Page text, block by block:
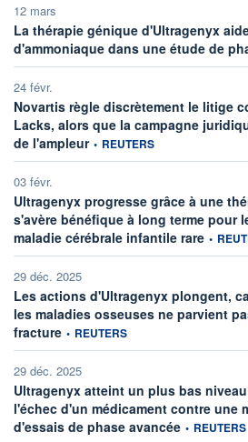
12 mars
La thérapie génique d'Ultragenyx
d'ammoniaque dans une étude de
24 févr.
Novartis règle discrètement le litige
Lacks, alors que la campagne
de l'ampleurinformation fournie par
• REUTERS
03 févr.
Ultragenyx progresse grâce à une
s'avère bénéfique à long terme pour
maladie cérébrale infantile rare •
29 déc. 2025
Les actions d'Ultragenyx plongent,
les maladies osseuses ne parvient
fracture information fournie par
• REUTERS
29 déc. 2025
Ultragenyx atteint un plus bas
l'échec d'un médicament contre une
d'essais de phase avancée information
• REUTERS